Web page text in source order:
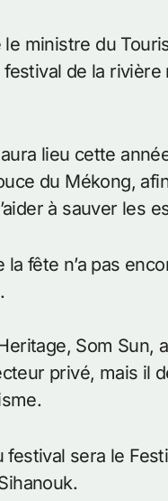
ministre du
festival de la
lieu cette
du Mékong,
à sauver les
la fête n’a pas
Som Sun,
privé, mais il
sera le